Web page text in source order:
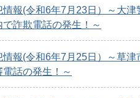
情報(令和6年7月23日）～大津
で詐欺電話の発生！～
情報(令和6年7月25日）～草津
電話の発生！～